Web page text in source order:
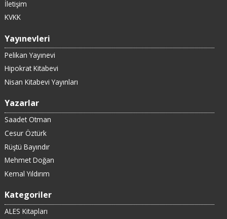
İletişim
KVKK
Yayınevleri
Pelikan Yayınevi
Hipokrat Kitabevi
Nisan Kitabevi Yayınları
Yazarlar
Saadet Otman
Cesur Öztürk
Rüştü Bayındır
Mehmet Doğan
Kemal Yıldırım
Kategoriler
ALES Kitapları